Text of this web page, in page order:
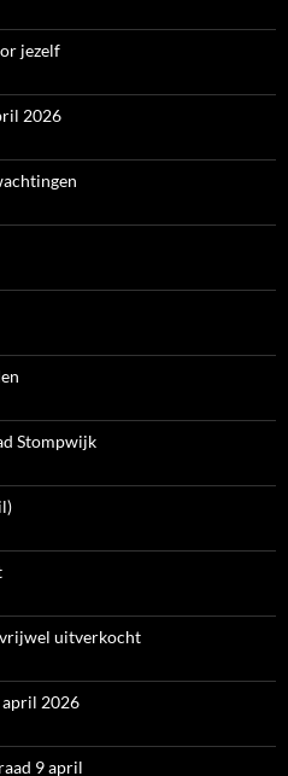
jezelf
2026
Stompwijk
uitverkocht
2026
9 april